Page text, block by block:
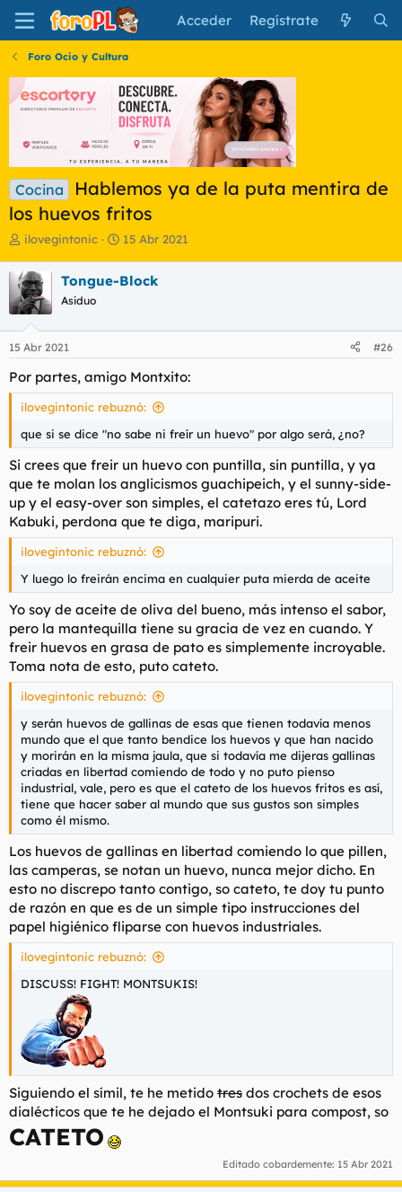
Acceder Regístrate
Foro Ocio y Cultura
Cocina
Hablemos ya de la puta mentira de
los huevos fritos
I
i
c
i
a
d
o
d
e
l
t
e
m
a
ilovegintonic
F
h
e
i
i
o
15 Abr 2021
Tongue-Block
Asiduo
15 Abr 2021 #26
Por partes, amigo Montxito:
ilovegintonic rebuznó:
que si se dice "no sabe ni freír un huevo" por algo será, ¿no?
Si crees que freir un huevo con puntilla, sin puntilla, y ya
que te molan los anglicismos guachipeich, y el sunny-side-
up y el easy-over son simples, el catetazo eres tú, Lord
Kabuki, perdona que te diga, maripuri.
ilovegintonic rebuznó:
Y luego lo freirán encima en cualquier puta mierda de aceite
Yo soy de aceite de oliva del bueno, más intenso el sabor,
pero la mantequilla tiene su gracia de vez en cuando. Y
freir huevos en grasa de pato es simplemente incroyable.
Toma nota de esto, puto cateto.
ilovegintonic rebuznó:
y serán huevos de gallinas de esas que tienen todavía menos
mundo que el que tanto bendice los huevos y que han nacido
y morirán en la misma jaula, que si todavía me dijeras gallinas
criadas en libertad comiendo de todo y no puto pienso
industrial, vale, pero es que el cateto de los huevos fritos es así,
tiene que hacer saber al mundo que sus gustos son simples
como él mismo.
Los huevos de gallinas en libertad comiendo lo que pillen,
las camperas, se notan un huevo, nunca mejor dicho. En
esto no discrepo tanto contigo, so cateto, te doy tu punto
de razón en que es de un simple tipo instrucciones del
papel higiénico fliparse con huevos industriales.
ilovegintonic rebuznó:
DISCUSS! FIGHT! MONTSUKIS!
Siguiendo el símil, te he metido tres dos crochets de esos
dialécticos que te he dejado el Montsuki para compost, so
CATETO
Editado cobardemente: 15 Abr 2021